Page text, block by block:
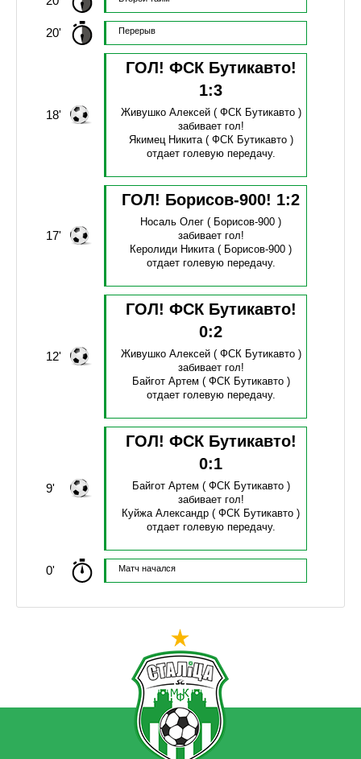
20' Перерыв
18'
ГОЛ! ФСК Бутикавто!
1:3
Живушко Алексей( ФСК Бутикавто )
забивает гол!
Якимец Никита( ФСК Бутикавто )
отдает голевую передачу.
17'
ГОЛ! Борисов-900! 1:2
Носаль Олег ( Борисов-900 )
забивает гол!
Керолиди Никита( Борисов-900 )
отдает голевую передачу.
12'
ГОЛ! ФСК Бутикавто!
0:2
Живушко Алексей( ФСК Бутикавто )
забивает гол!
Байгот Артем ( ФСК Бутикавто )
отдает голевую передачу.
9'
ГОЛ! ФСК Бутикавто!
0:1
Байгот Артем ( ФСК Бутикавто )
забивает гол!
Куйжа Александр ( ФСК Бутикавто )
отдает голевую передачу.
0' Матч начался